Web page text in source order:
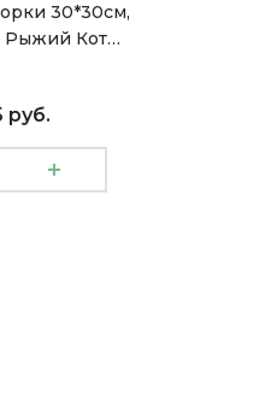
30*30см,
Рыжий Кот…
руб.